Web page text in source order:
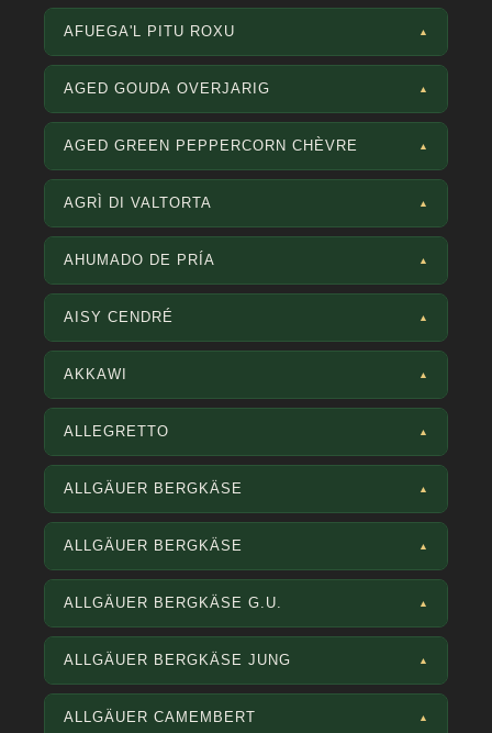
AFUEGA'L PITU ROXU ▲
AGED GOUDA OVERJARIG ▲
AGED GREEN PEPPERCORN CHÈVRE ▲
AGRÌ DI VALTORTA ▲
AHUMADO DE PRÍA ▲
AISY CENDRÉ ▲
AKKAWI ▲
ALLEGRETTO ▲
ALLGÄUER BERGKÄSE ▲
ALLGÄUER BERGKÄSE ▲
ALLGÄUER BERGKÄSE G.U. ▲
ALLGÄUER BERGKÄSE JUNG ▲
ALLGÄUER CAMEMBERT ▲